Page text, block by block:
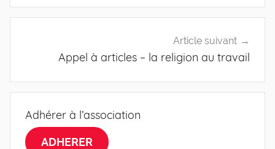
Article suivant
Appel à articles – la religion au travail
Adhérer à l’association
ADHERER